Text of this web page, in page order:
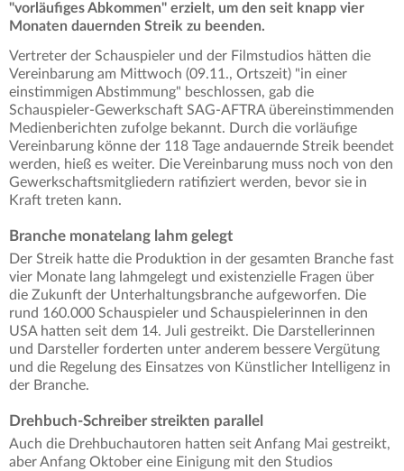
"vorläufiges Abkommen" erzielt, um den seit knapp vier
Monaten dauernden Streik zu beenden.
Vertreter der Schauspieler und der Filmstudios hätten die
Vereinbarung am Mittwoch (09.11., Ortszeit) "in einer
einstimmigen Abstimmung" beschlossen, gab die
Schauspieler-Gewerkschaft SAG-AFTRA übereinstimmenden
Medienberichten zufolge bekannt. Durch die vorläufige
Vereinbarung könne der 118 Tage andauernde Streik beendet
werden, hieß es weiter. Die Vereinbarung muss noch von den
Gewerkschaftsmitgliedern ratifiziert werden, bevor sie in
Kraft treten kann.
Branche monatelang lahm gelegt
Der Streik hatte die Produktion in der gesamten Branche fast
vier Monate lang lahmgelegt und existenzielle Fragen über
die Zukunft der Unterhaltungsbranche aufgeworfen. Die
rund 160.000 Schauspieler und Schauspielerinnen in den
USA hatten seit dem 14. Juli gestreikt. Die Darstellerinnen
und Darsteller forderten unter anderem bessere Vergütung
und die Regelung des Einsatzes von Künstlicher Intelligenz in
der Branche.
Drehbuch-Schreiber streikten parallel
Auch die Drehbuchautoren hatten seit Anfang Mai gestreikt,
aber Anfang Oktober eine Einigung mit den Studios